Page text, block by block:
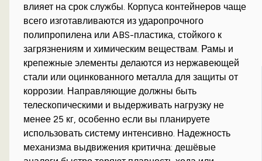
влияет на срок службы. Корпуса контейнеров чаще
всего изготавливаются из ударопрочного
полипропилена или ABS-пластика, стойкого к
загрязнениям и химическим веществам. Рамы и
крепежные элементы делаются из нержавеющей
стали или оцинкованного металла для защиты от
коррозии. Направляющие должны быть
телескопическими и выдерживать нагрузку не
менее 25 кг, особенно если вы планируете
использовать систему интенсивно. Надежность
механизма выдвижения критична: дешёвые